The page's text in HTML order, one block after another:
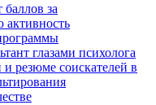
за
активность
глазами психолога
резюме соискателей в